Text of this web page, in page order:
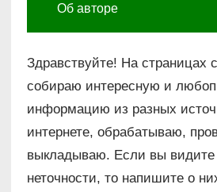
Об авторе
Здравствуйте! На страницах
собираю интересную и
информацию из разных
интернете, обрабатываю,
выкладываю. Если вы
неточности, то напишите о